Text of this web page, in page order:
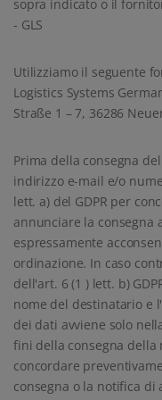
sopra indicato o il
- GLS
Utilizziamo il seguente
Logistics Systems
Straße 1 – 7, 36286
Prima della consegna
indirizzo e-mail e/o
lett. a) del GDPR per
annunciare la consegna
espressamente
ordinazione. In caso
dell'art. 6 (1 ) lett. b)
nome del destinatario e
dei dati avviene solo
fini della consegna della
concordare
consegna o la notifica di